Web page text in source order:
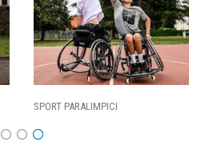
CALCIO